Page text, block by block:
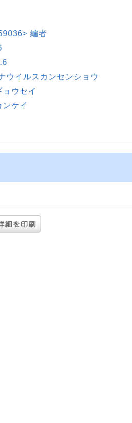
編者
ウイルスカンセンショウ
ウセイ
ケイ